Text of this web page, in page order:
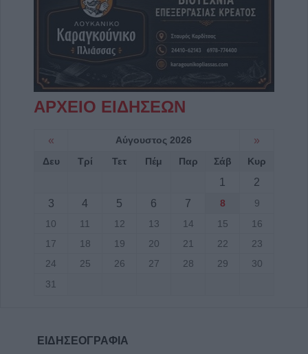
ΑΡΧΕΙΟ ΕΙΔΗΣΕΩΝ
« Αύγουστος 2026 »
Δευ Τρί Τετ Πέμ Παρ Σάβ Κυρ
1
2
3
4 5 6 7 8
9
10
11 12 13 14 15
16
17
18 19 20 21 22
23
24
25 26 27 28 29
30
31
ΕΙΔΗΣΕΟΓΡΑΦΙΑ